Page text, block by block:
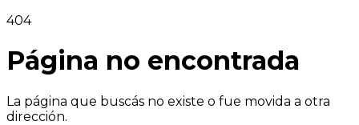
404
Página no encontrada
La página que buscás no existe o fue movida a otra
dirección.